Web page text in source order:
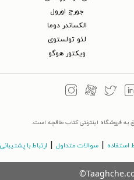
جورج اورول
الکساندر دوما
لئو تولستوی
ویکتور هوگو
فروشگاه اینترنتی کتاب طاقچه است.
استفاده سوالات متداول ارتباط با پشتیبانی